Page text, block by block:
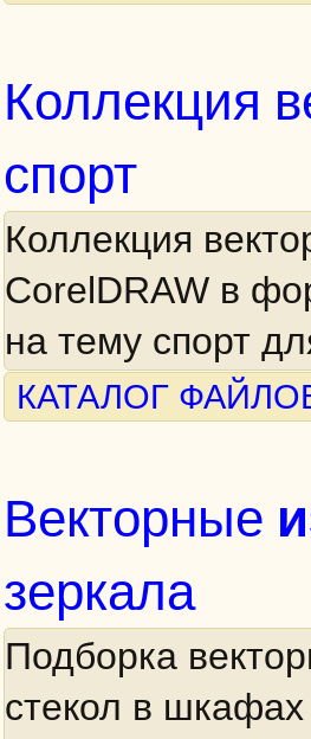
Коллекция
спорт
Коллекция
CorelDRAW в
на тему спорт
КАТАЛОГ
Векторные
зеркала
Подборка
стекол в